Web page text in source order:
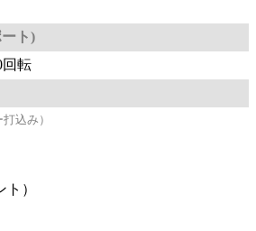
ト)
回転
込み）
）